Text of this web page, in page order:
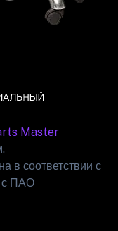
Master
в соответствии с
с ПАО